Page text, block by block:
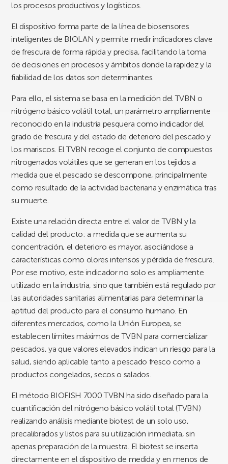
los procesos productivos y logísticos.
El dispositivo forma parte de la línea de biosensores
inteligentes de BIOLAN y permite medir indicadores clave
de frescura de forma rápida y precisa, facilitando la toma
de decisiones en procesos y ámbitos donde la rapidez y la
fiabilidad de los datos son determinantes.
Para ello, el sistema se basa en la medición del TVBN o
nitrógeno básico volátil total, un parámetro ampliamente
reconocido en la industria pesquera como indicador del
grado de frescura y del estado de deterioro del pescado y
los mariscos. El TVBN recoge el conjunto de compuestos
nitrogenados volátiles que se generan en los tejidos a
medida que el pescado se descompone, principalmente
como resultado de la actividad bacteriana y enzimática tras
su muerte.
Existe una relación directa entre el valor de TVBN y la
calidad del producto: a medida que se aumenta su
concentración, el deterioro es mayor, asociándose a
características como olores intensos y pérdida de frescura.
Por ese motivo, este indicador no solo es ampliamente
utilizado en la industria, sino que también está regulado por
las autoridades sanitarias alimentarias para determinar la
aptitud del producto para el consumo humano. En
diferentes mercados, como la Unión Europea, se
establecen límites máximos de TVBN para comercializar
pescados, ya que valores elevados indican un riesgo para la
salud, siendo aplicable tanto a pescado fresco como a
productos congelados, secos o salados.
El método BIOFISH 7000 TVBN ha sido diseñado para la
cuantificación del nitrógeno básico volátil total (TVBN)
realizando análisis mediante biotest de un solo uso,
precalibrados y listos para su utilización inmediata, sin
apenas preparación de la muestra. El biotest se inserta
directamente en el dispositivo de medida y en menos de